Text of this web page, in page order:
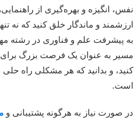
انگیزه و بهره‌گیری از راهنمایی‌های
و ماندگار خلق کنید که نه تنها
علم و فناوری در رشته
به عنوان یک فرصت بزرگ برای
و بدانید که هر مشکلی راه حلی
نیاز به هرگونه پشتیبانی و